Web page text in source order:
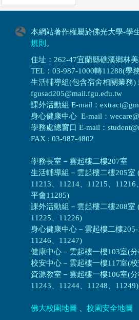
本網站著作權屬於佛光大學-學
規則 。
住址：262-47宜蘭縣礁溪鄉林
TEL：03-987-1000轉11288(學
生活輔導組(包含宿舍相關業務)
fgusad205@mail.fgu.edu.tw
課外活動組 E-mail：
身心健康中心 E-mail：
學務處總窗口 E-mail：
FAX : 03-987-4802
學務長室－雲起樓二樓207室
生活輔導組 － 雲起樓二樓205室
11213、11214、11215、
平會11285)
課外活動組 － 雲起樓二樓208室
11225、11226)
身心健康中心 － 雲起樓二樓205-
11246、11247)
健康中心－ 雲起樓一樓103室(
校安中心－ 雲起樓一樓117室(
資源教室 － 雲起樓一樓106室(分
11243、11244、11248、11249)
佛大校園地圖 、 校園安全地圖